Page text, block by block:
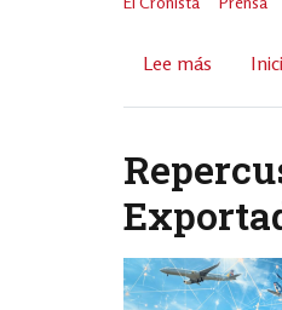
Lee más sobre
expone
una